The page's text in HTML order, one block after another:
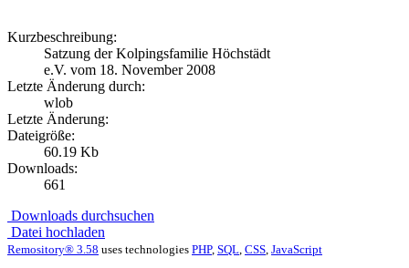
Kurzbeschreibung:
Satzung der Kolpingsfamilie Höchstädt
e.V. vom 18. November 2008
Letzte Änderung durch:
wlob
Letzte Änderung:
Dateigröße:
60.19 Kb
Downloads:
661
Downloads durchsuchen
Datei hochladen
Remository® 3.58 uses technologies PHP, SQL CSS JavaScript